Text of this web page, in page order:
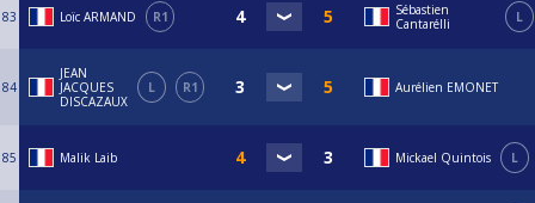
83 Loïc ARMAND R1
Sébastien
Cantarélli
L
84
JEAN
JACQUES
DISCAZAUX
L R1 Aurélien EMONET
85 Malik Laib Mickael Quintois L